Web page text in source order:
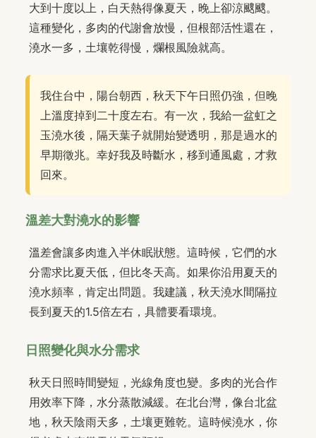
大到十度以上，白天熱得像夏天，晚上卻涼颼颼。
這種變化，多肉的代謝會放慢，但根部活性還在，
澆水一多，土壤乾得慢，爛根風險就高。
我住台中，陽台朝西，秋天下午日照仍強，但晚
上溫度掉到二十度左右。有一次，我給一盆虹之
玉澆水後，隔天葉子就開始變透明，那是過水的
早期徵兆。幸好我及時斷水，移到通風處，才救
回來。
溫差大對澆水的影響
溫差會讓多肉進入半休眠狀態。這時候，它們的水
分需求比夏天低，但比冬天高。如果你沿用夏天的
澆水頻率，肯定出問題。我建議，秋天澆水間隔拉
長到夏天的1.5倍左右，具體要看環境。
日照變化與水分需求
秋天日照時間變短，光線角度也變。多肉的光合作
用效率下降，水分蒸散減緩。在北台灣，像台北盆
地，秋天陰雨天多，土壤更難乾。這時候澆水，你